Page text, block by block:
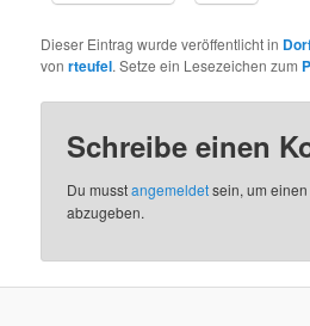
Dieser Eintrag wurde veröffentlicht in
vonrteufel. Setze ein Lesezeichen zum
Schreibe einen
Du musstangemeldetsein, um
abzugeben.